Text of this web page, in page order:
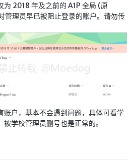
为 2018 年及之前的 A1P 全局 (原
管理员早已被阻止登录的账户。请勿传
账户，基本不会遇到问题，具体可看学
学校管理员删号也是正常的。